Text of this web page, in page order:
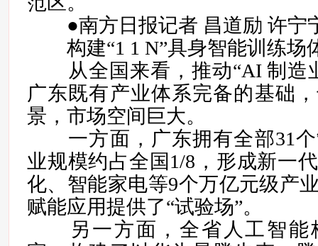
●南方日报记者 昌道励 许宁
构建“1 1 N”具身智能训练场
从全国来看，推动“AI 制造
广东既有产业体系完备的基础
景，市场空间巨大。
一方面，广东拥有全部31个
业规模约占全国1/8，形成新一
化、智能家电等9个万亿元级产
赋能应用提供了“试验场”。
另一方面，全省人工智能